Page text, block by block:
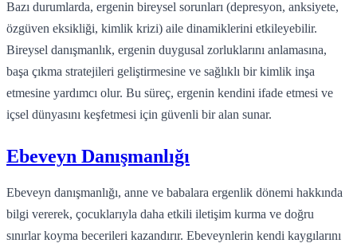
Bazı durumlarda, ergenin bireysel sorunları (depresyon, anksiyete,
özgüven eksikliği, kimlik krizi) aile dinamiklerini etkileyebilir.
Bireysel danışmanlık, ergenin duygusal zorluklarını anlamasına,
başa çıkma stratejileri geliştirmesine ve sağlıklı bir kimlik inşa
etmesine yardımcı olur. Bu süreç, ergenin kendini ifade etmesi ve
içsel dünyasını keşfetmesi için güvenli bir alan sunar.
Ebeveyn Danışmanlığı
Ebeveyn danışmanlığı, anne ve babalara ergenlik dönemi hakkında
bilgi vererek, çocuklarıyla daha etkili iletişim kurma ve doğru
sınırlar koyma becerileri kazandırır. Ebeveynlerin kendi kaygılarını